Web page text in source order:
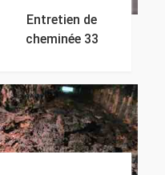
Entretien de
cheminée 33